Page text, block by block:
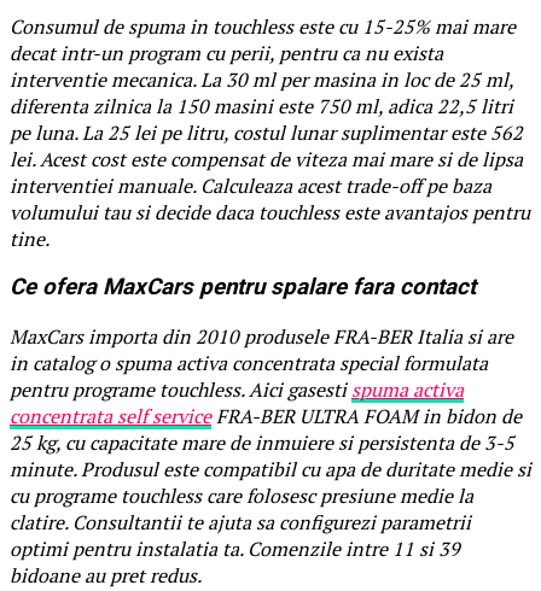
Consumul de spuma in touchless este cu 15-25% mai mare
decat intr-un program cu perii, pentru ca nu exista
interventie mecanica. La 30 ml per masina in loc de 25 ml,
diferenta zilnica la 150 masini este 750 ml, adica 22,5 litri
pe luna. La 25 lei pe litru, costul lunar suplimentar este 562
lei. Acest cost este compensat de viteza mai mare si de lipsa
interventiei manuale. Calculeaza acest trade-off pe baza
volumului tau si decide daca touchless este avantajos pentru
tine.
Ce ofera MaxCars pentru spalare fara contact
MaxCars importa din 2010 produsele FRA-BER Italia si are
in catalog o spuma activa concentrata special formulata
pentru programe touchless. Aici gasestispuma activa
concentrata self serviceFRA-BER ULTRA FOAM in bidon de
25 kg, cu capacitate mare de inmuiere si persistenta de 3-5
minute. Produsul este compatibil cu apa de duritate medie si
cu programe touchless care folosesc presiune medie la
clatire. Consultantii te ajuta sa configurezi parametrii
optimi pentru instalatia ta. Comenzile intre 11 si 39
bidoane au pret redus.